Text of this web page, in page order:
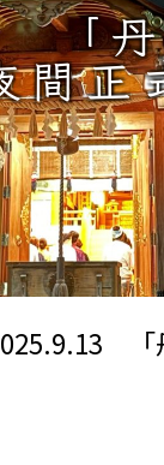
丹
間正
「